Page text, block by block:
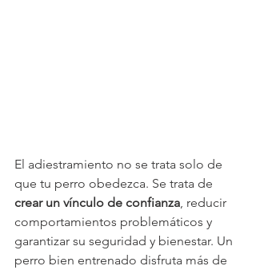
El adiestramiento no se trata solo de
que tu perro obedezca. Se trata de
crear un vínculo de confianza , reducir
comportamientos problemáticos y
garantizar su seguridad y bienestar. Un
perro bien entrenado disfruta más de